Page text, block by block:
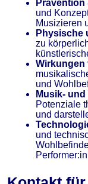
und
Musizieren
Physische
zu
Wirkungen
und
Musik-
Potenziale
und
und